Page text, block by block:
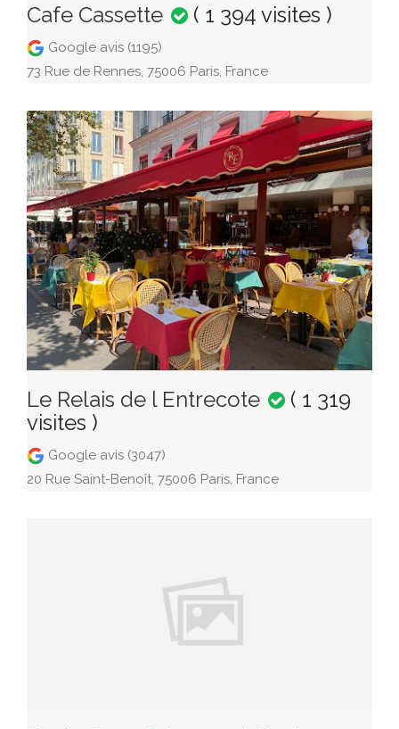
Cafe Cassette ( 1 394 visites )
Google avis (1195)
73 Rue de Rennes, 75006 Paris, France
Le Relais de l Entrecote
( 1 319
visites )
Google avis (3047)
20 Rue Saint-Benoît, 75006 Paris, France